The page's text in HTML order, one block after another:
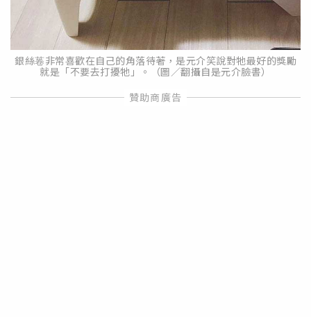
銀絲菤非常喜歡在自己的角落待著，是元介笑說對牠最好的獎勵
就是「不要去打擾牠」。（圖／翻攝自是元介臉書）